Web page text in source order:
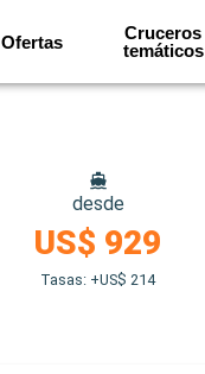
Ofertas
Cruceros
temáticos
desde
US$ 929
Tasas: +US$ 214